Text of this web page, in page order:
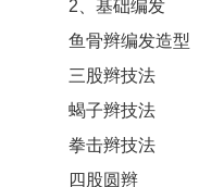
2、基础编发
鱼骨辫编发造型
三股辫技法
蝎子辫技法
拳击辫技法
四股圆辫